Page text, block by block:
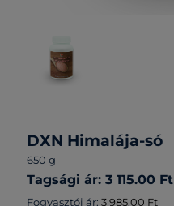
DXN Himalája-só
650 g
Tagsági ár: 3 115.00 Ft
Fogyasztói ár: 3 985.00 Ft